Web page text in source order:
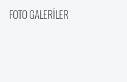
FOTO GALERİLER